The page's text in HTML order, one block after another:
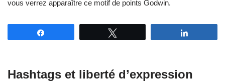
vous verrez apparaître ce motif de points Godwin.
Hashtags et liberté d’expression